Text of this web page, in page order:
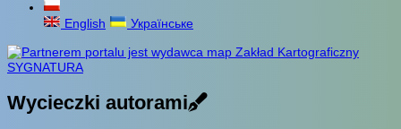
English Українське
Wycieczki autorami